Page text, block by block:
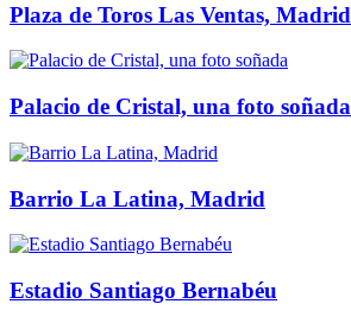
Plaza de Toros Las Ventas, Madrid
Palacio de Cristal, una foto soñada
Barrio La Latina, Madrid
Estadio Santiago Bernabéu